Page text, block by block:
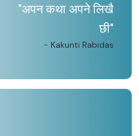
"अपन कथा अपने लिखै
छी"
- Kakunti Rabidas